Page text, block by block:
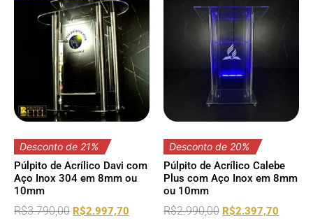
Desconto de 21%
Púlpito de Acrílico Davi com
Aço Inox 304 em 8mm ou
10mm
R$3.790,00 R$2.997,70
Desconto de 20%
Púlpito de Acrílico Calebe
Plus com Aço Inox em 8mm
ou 10mm
R$2.990,00 R$2.397,70